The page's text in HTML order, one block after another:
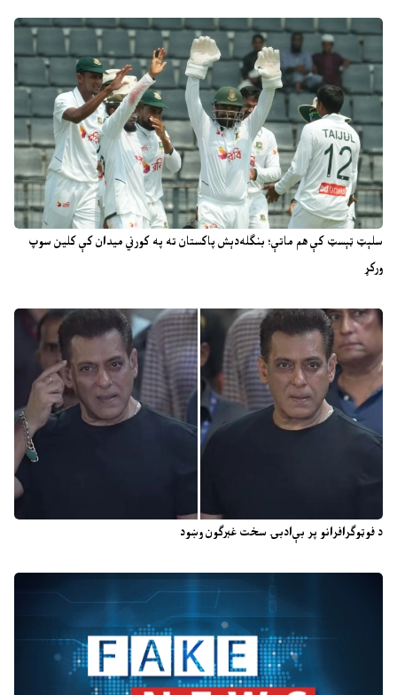
سلېټ ټېسټ کې هم ماتې؛ بنګله‌دېش پاکستان ته په کورني میدان کې کلین سوپ
ورکړ
د فوټوګرافرانو پر بې‌ادبۍ سخت غبرګون وښود